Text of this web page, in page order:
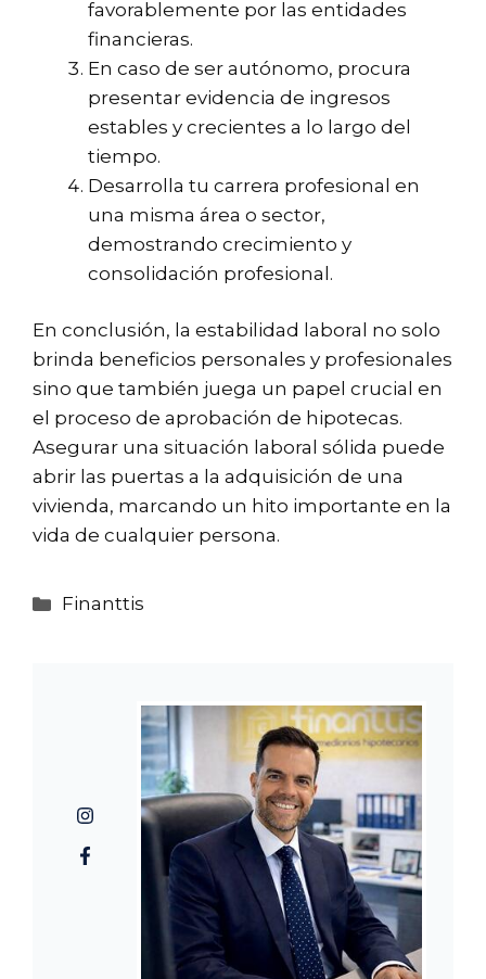
favorablemente por las entidades
financieras.
En caso de ser autónomo, procura
presentar evidencia de ingresos
estables y crecientes a lo largo del
tiempo.
Desarrolla tu carrera profesional en
una misma área o sector,
demostrando crecimiento y
consolidación profesional.
En conclusión, la estabilidad laboral no solo
brinda beneficios personales y profesionales
sino que también juega un papel crucial en
el proceso de aprobación de hipotecas.
Asegurar una situación laboral sólida puede
abrir las puertas a la adquisición de una
vivienda, marcando un hito importante en la
vida de cualquier persona.
Categorías
Finanttis